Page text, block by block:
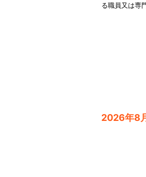
る職員又は専
2026年8